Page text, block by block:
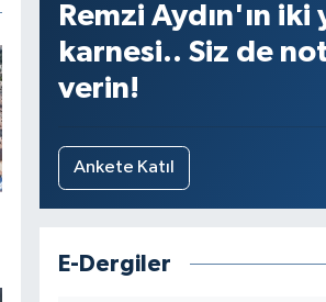
Remzi Aydın'ın iki
karnesi.. Siz de
verin!
Ankete Katıl
E-Dergiler